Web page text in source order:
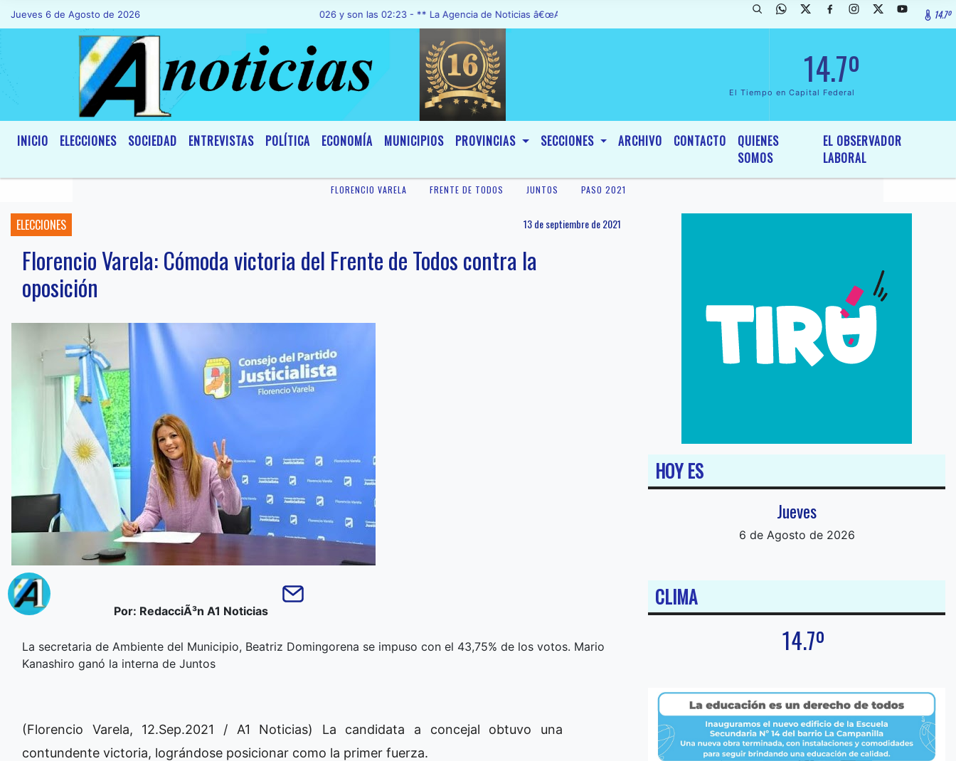
Jueves 6 de Agosto de 2026Hoy es Jueves 6 de Agosto de 2026 y son las 02:23 - ** La Agencia de Noticias â€œA1 Noticiasâ€, fue declarada de InterÃ©s General y Legislativo, por Ordenanza NÂº 6236/19 del14.7º
14.7º
El Tiempo en Capital Federal
INICIO ELECCIONES SOCIEDAD ENTREVISTAS POLÍTICA ECONOMÍA MUNICIPIOS PROVINCIAS SECCIONES ARCHIVO CONTACTO
QUIENES
SOMOS
EL OBSERVADOR
LABORAL
FLORENCIO VARELA FRENTE DE TODOS JUNTOS PASO 2021
ELECCIONES 13 de septiembre de 2021
Florencio Varela: Cómoda victoria del Frente de Todos contra la
oposición
Por: RedacciÃ³n A1 Noticias
La secretaria de Ambiente del Municipio, Beatriz Domingorena se impuso con el 43,75% de los votos. Mario
Kanashiro ganó la interna de Juntos
(Florencio Varela, 12.Sep.2021 / A1 Noticias) La candidata a concejal obtuvo una
contundente victoria, lográndose posicionar como la primer fuerza.
HOY ES
Jueves
6 de Agosto de 2026
CLIMA
14.7º